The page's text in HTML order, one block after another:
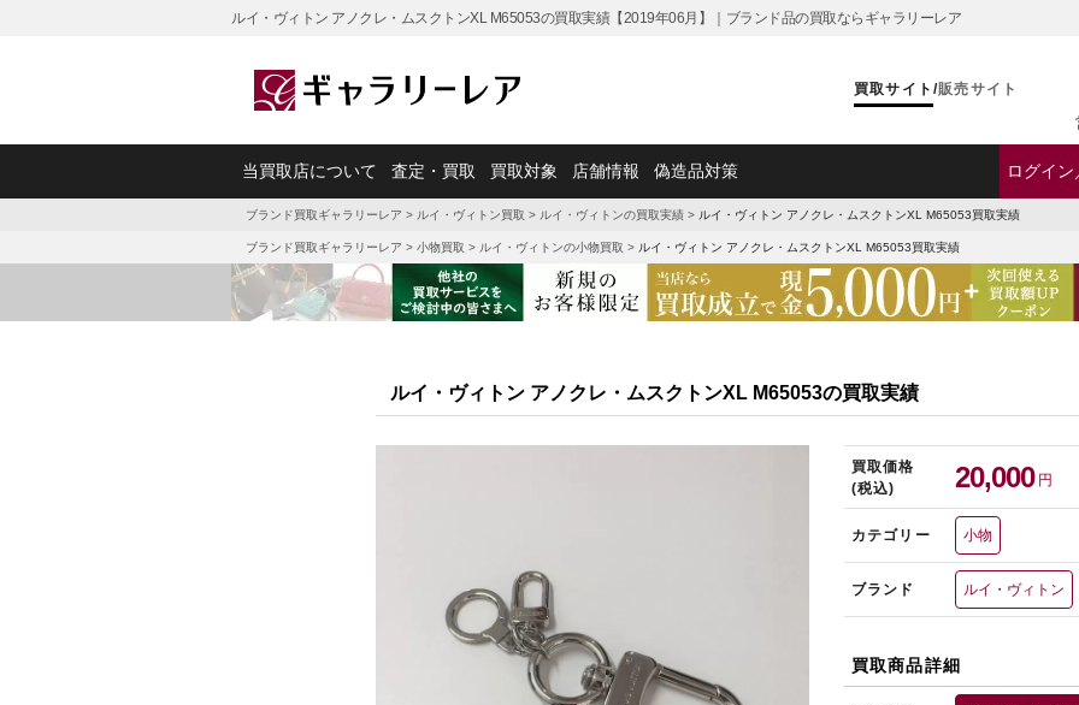
ルイ・ヴィトン アノクレ・ムスクトンXL M65053の買取実績【2019年06月】｜ブランド品の買取ならギャラリーレア
買取サイト /販売サイト
当買取店について 査定・買取 買取対象 店舗情報 偽造品対策 ログイ
ブランド買取ギャラリーレア > ルイ・ヴィトン買取 > ルイ・ヴィトンの買取実績 > ルイ・ヴィトン アノクレ・ムスクトンXL M65053買取実績
ブランド買取ギャラリーレア > 小物買取 > ルイ・ヴィトンの小物買取 > ルイ・ヴィトン アノクレ・ムスクトンXL M65053買取実績
ルイ・ヴィトン アノクレ・ムスクトンXL M65053の買取実績
買取価格
(税込)
20,000 円
カテゴリー 小物
ブランド ルイ・ヴィトン
買取商品詳細